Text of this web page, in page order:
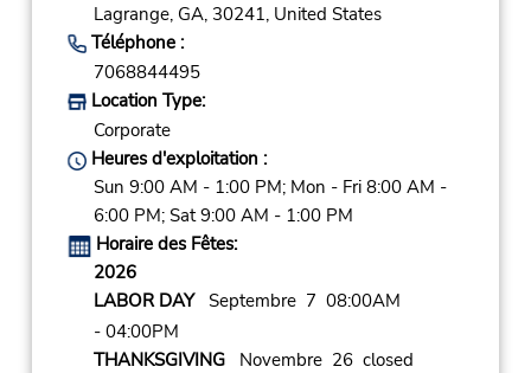
Lagrange, GA, 30241, United States
Téléphone :
7068844495
Location Type:
Corporate
Heures d'exploitation :
Sun 9:00 AM - 1:00 PM; Mon - Fri 8:00 AM -
6:00 PM; Sat 9:00 AM - 1:00 PM
Horaire des Fêtes:
2026
LABOR DAYSeptembre 7 08:00AM
- 04:00PM
THANKSGIVINGNovembre 26 closed